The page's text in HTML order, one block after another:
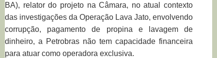
BA), relator do projeto na Câmara, no atual contexto
das investigações da Operação Lava Jato, envolvendo
corrupção, pagamento de propina e lavagem de
dinheiro, a Petrobras não tem capacidade financeira
para atuar como operadora exclusiva.